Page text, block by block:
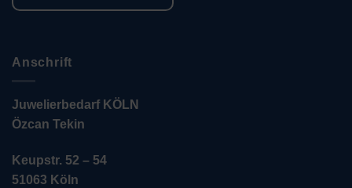
Anschrift
Juwelierbedarf KÖLN
Özcan Tekin
Keupstr. 52 – 54
51063 Köln